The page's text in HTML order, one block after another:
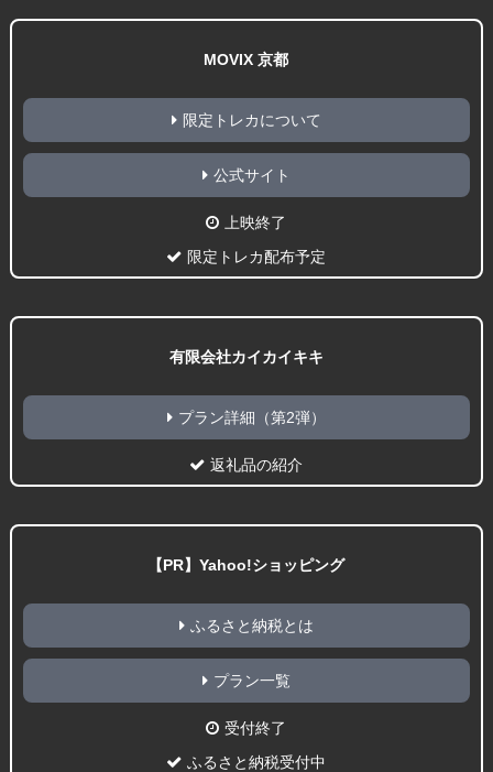
MOVIX 京都
限定トレカについて
公式サイト
上映終了
限定トレカ配布予定
有限会社カイカイキキ
プラン詳細（第2弾）
返礼品の紹介
【PR】Yahoo!ショッピング
ふるさと納税とは
プラン一覧
受付終了
ふるさと納税受付中